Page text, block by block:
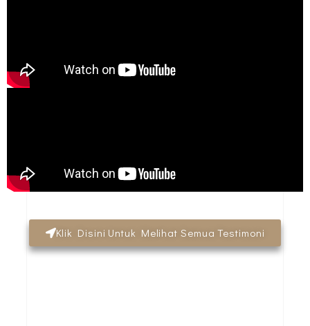
Klik Disini Untuk Melihat Semua Testimoni